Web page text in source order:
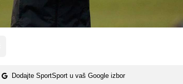
Dodajte SportSport u vaš Google izbor